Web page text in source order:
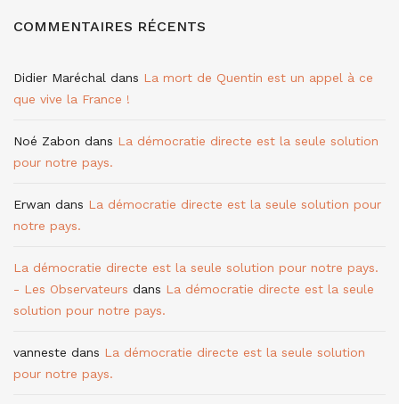
COMMENTAIRES RÉCENTS
Didier Maréchal dans La mort de Quentin est un appel à ce
que vive la France !
Noé Zabon dans La démocratie directe est la seule solution
pour notre pays.
Erwan dans La démocratie directe est la seule solution pour
notre pays.
La démocratie directe est la seule solution pour notre pays.
- Les Observateurs dans La démocratie directe est la seule
solution pour notre pays.
vanneste dans La démocratie directe est la seule solution
pour notre pays.